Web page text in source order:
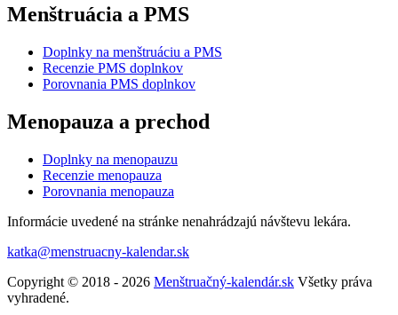
Menštruácia a PMS
Doplnky na menštruáciu a PMS
Recenzie PMS doplnkov
Porovnania PMS doplnkov
Menopauza a prechod
Doplnky na menopauzu
Recenzie menopauza
Porovnania menopauza
Informácie uvedené na stránke nenahrádzajú návštevu lekára.
katka@menstruacny-kalendar.sk
Copyright © 2018 - 2026 Menštruačný-kalendár.sk Všetky práva
vyhradené.